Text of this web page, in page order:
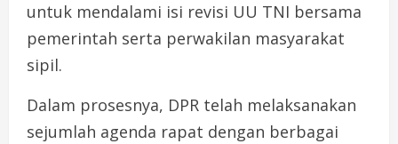
untuk mendalami isi revisi UU TNI bersama
pemerintah serta perwakilan masyarakat
sipil.
Dalam prosesnya, DPR telah melaksanakan
sejumlah agenda rapat dengan berbagai